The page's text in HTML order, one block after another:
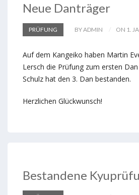
Neue Danträger
PRÜFUNG BY ADMIN ON 1.
Auf dem Kangeiko haben Martin
Lersch die Prüfung zum ersten
Schulz hat den 3. Dan bestanden.
Herzlichen Glückwunsch!
Bestandene